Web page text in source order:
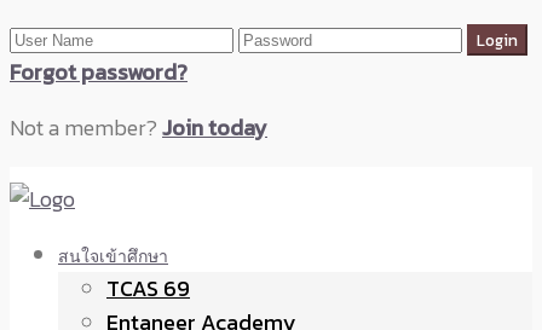
Forgot password?
Not a member?Join today
สนใจเข้าศึกษา
TCAS 69
Entaneer Academy